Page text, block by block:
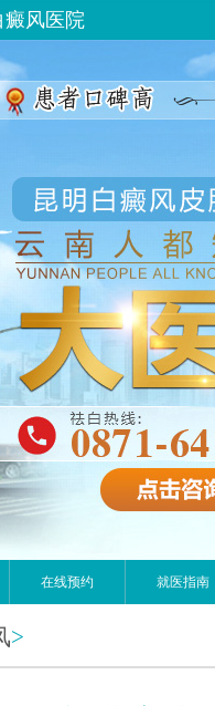
癜风医院
在线预约 就医指南
>